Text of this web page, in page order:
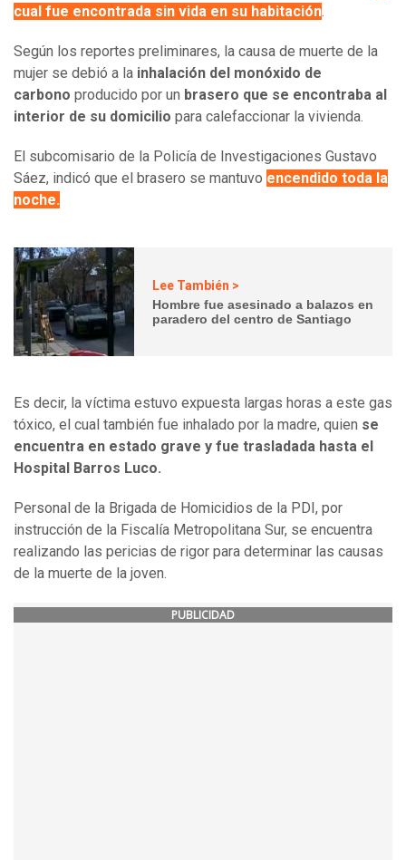
cual fue encontrada sin vida en su habitación.
Según los reportes preliminares, la causa de muerte de la
mujer se debió a la inhalación del monóxido de
carbono producido por un brasero que se encontraba al
interior de su domicilio para calefaccionar la vivienda.
El subcomisario de la Policía de Investigaciones Gustavo
Sáez, indicó que el brasero se mantuvo encendido toda la
noche.
Lee También >
Hombre fue asesinado a balazos en
paradero del centro de Santiago
Es decir, la víctima estuvo expuesta largas horas a este gas
tóxico, el cual también fue inhalado por la madre, quien se
encuentra en estado grave y fue trasladada hasta el
Hospital Barros Luco.
Personal de la Brigada de Homicidios de la PDI, por
instrucción de la Fiscalía Metropolitana Sur, se encuentra
realizando las pericias de rigor para determinar las causas
de la muerte de la joven.
PUBLICIDAD